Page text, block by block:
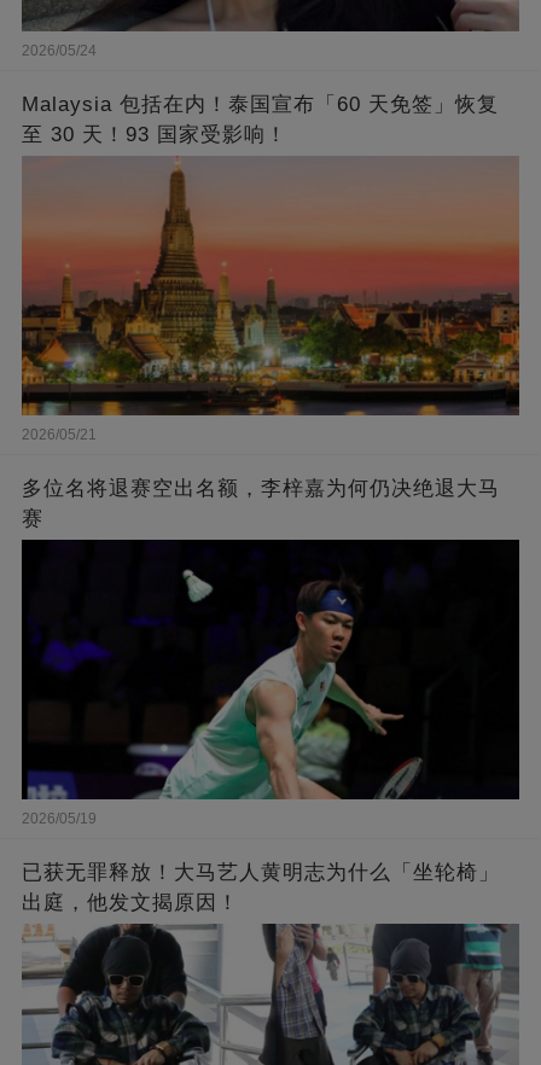
2026/05/24
Malaysia 包括在内！泰国宣布「60 天免签」恢复
至 30 天！93 国家受影响！
2026/05/21
多位名将退赛空出名额，李梓嘉为何仍决绝退大马
赛
2026/05/19
已获无罪释放！大马艺人黄明志为什么「坐轮椅」
出庭，他发文揭原因！